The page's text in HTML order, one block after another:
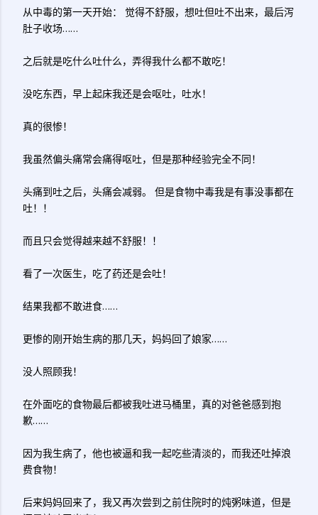
从中毒的第一天开始：
觉得不舒服，想吐但吐不出来，最后泻
肚子收场……
之后就是吃什么吐什么，弄得我什么都不敢吃！
没吃东西，早上起床我还是会呕吐，吐水！
真的很惨！
我虽然偏头痛常会痛得呕吐，但是那种经验完全不同！
头痛到吐之后，头痛会减弱。
但是食物中毒我是有事没事都在
吐！！
而且只会觉得越来越不舒服！！
看了一次医生，吃了药还是会吐！
结果我都不敢进食……
更惨的刚开始生病的那几天，妈妈回了娘家……
没人照顾我！
在外面吃的食物最后都被我吐进马桶里，真的对爸爸感到抱
歉……
因为我生病了，他也被逼和我一起吃些清淡的，而我还吐掉浪
费食物！
后来妈妈回来了，我又再次尝到之前住院时的炖粥味道，但是